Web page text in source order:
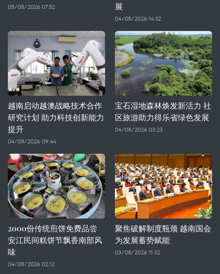
05/08/2026 07:52
展
04/08/2026 14:52
越南启动越澳战略技术合作
研究计划 助力科技创新能力
提升
04/08/2026 09:44
宝石湿地森林焕发新活力 社
区旅游助力得乐省绿色发展
04/08/2026 03:23
2000份传统煎饼免费品尝
安江民间糕饼节飘香南部风
味
04/08/2026 02:12
聚焦破解制度瓶颈 越南国会
为发展蓄势赋能
03/08/2026 11:32